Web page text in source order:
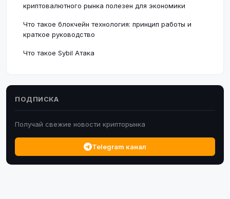
криптовалютного рынка полезен для экономики
Что такое блокчейн технология: принцип работы и
краткое руководство
Что такое Sybil Атака
ПОДПИСКА
Получай свежие новости крипторынка
Telegram канал